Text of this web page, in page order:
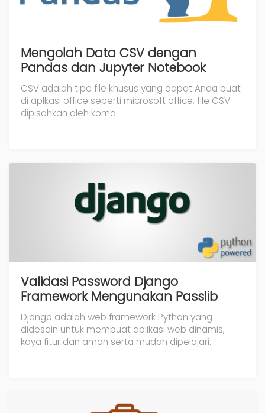
Mengolah Data CSV dengan
Pandas dan Jupyter Notebook
CSV adalah tipe file khusus yang dapat Anda buat
di aplkasi office seperti microsoft office, file CSV
dipisahkan oleh koma
Validasi Password Django
Framework Mengunakan Passlib
Django adalah web framework Python yang
didesain untuk membuat aplikasi web dinamis,
kaya fitur dan aman serta mudah dipelajari.